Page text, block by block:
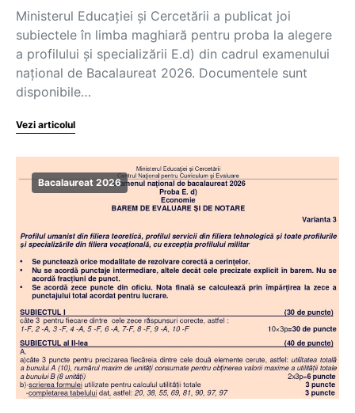
Ministerul Educației și Cercetării a publicat joi
subiectele în limba maghiară pentru proba la alegere
a profilului și specializării E.d) din cadrul examenului
național de Bacalaureat 2026. Documentele sunt
disponibile…
Vezi articolul
Bacalaureat 2026